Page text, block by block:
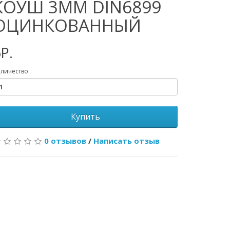
3ММ DIN6899
Купить
0 отзывов / Написать отзыв